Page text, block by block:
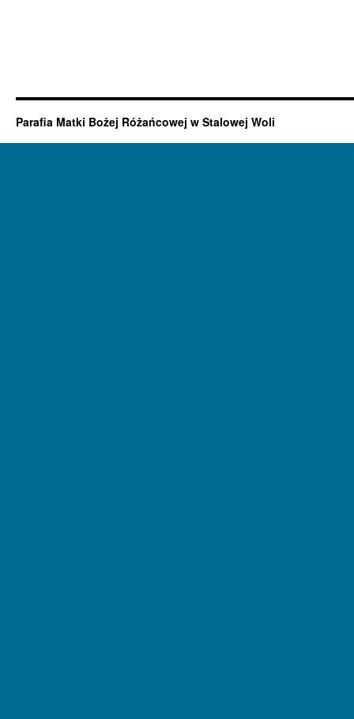
Parafia Matki Bożej Różańcowej w Stalowej Woli